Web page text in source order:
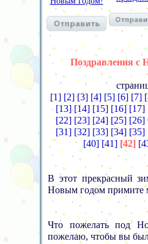
Поздравления с
[1] [2] [3] [4] [5] [6] [7]
[13] [14] [15] [16] [17]
[22] [23] [24] [25] [26]
[31] [32] [33] [34] [35]
[40] [41] [42]
В этот прекрасный
Новым годом примите
Что пожелать под
пожелаю, чтобы вы